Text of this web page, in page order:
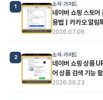
1 소식·가이드
네이버 쇼핑 스토어
용법｜카카오 알림
2026.07.08
2 소식·가이드
네이버 쇼핑 상품
어 상품 검색 기능
2026.06.23